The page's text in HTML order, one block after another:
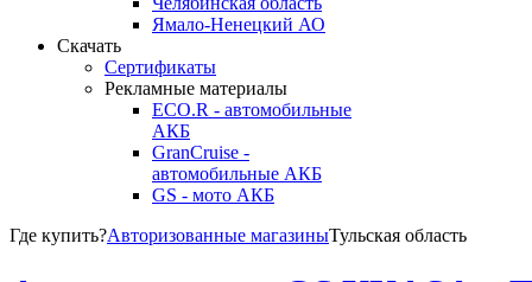
Ямало-Ненецкий АО
Скачать
Сертификаты
Рекламные материалы
ECO.R - автомобильные
АКБ
GranCruise -
автомобильные АКБ
GS - мото АКБ
Где купить?Авторизованные магазиныТульская область